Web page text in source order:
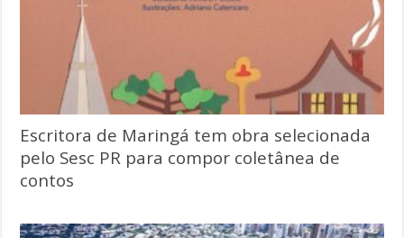
Escritora de Maringá tem obra selecionada
pelo Sesc PR para compor coletânea de
contos